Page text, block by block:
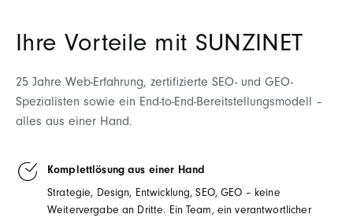
Ihre Vorteile mit SUNZINET
25 Jahre Web-Erfahrung, zertifizierte SEO- und GEO-
Spezialisten sowie ein End-to-End-Bereitstellungsmodell –
alles aus einer Hand.
Komplettlösung aus einer Hand
Strategie, Design, Entwicklung, SEO, GEO – keine
Weitervergabe an Dritte. Ein Team, ein verantwortlicher